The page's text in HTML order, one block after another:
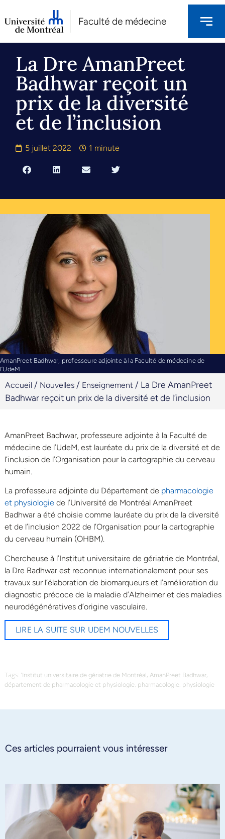
Faculté de médecine
La Dre AmanPreet
Badhwar reçoit un
prix de la diversité
et de l’inclusion
5 juillet 2022 1 minute
AmanPreet Badhwar, professeure adjointe à la Faculté de médecine de
l’UdeM
Accueil / Nouvelles / Enseignement / La Dre AmanPreet
Badhwar reçoit un prix de la diversité et de l’inclusion
AmanPreet Badhwar, professeure adjointe à la Faculté de
médecine de l’UdeM, est lauréate du prix de la diversité et de
l’inclusion de l’Organisation pour la cartographie du cerveau
humain.
La professeure adjointe du Département de pharmacologie
et physiologie de l’Université de Montréal AmanPreet
Badhwar a été choisie comme lauréate du prix de la diversité
et de l’inclusion 2022 de l’Organisation pour la cartographie
du cerveau humain (OHBM).
Chercheuse à l’Institut universitaire de gériatrie de Montréal,
la Dre Badhwar est reconnue internationalement pour ses
travaux sur l’élaboration de biomarqueurs et l’amélioration du
diagnostic précoce de la maladie d’Alzheimer et des maladies
neurodégénératives d’origine vasculaire.
LIRE LA SUITE SUR UDEM NOUVELLES
Tags: ’Institut universitaire de gériatrie de Montréal, AmanPreet Badhwar,
département de pharmacologie et physiologie, pharmacologie, physiologie
Ces articles pourraient vous intéresser